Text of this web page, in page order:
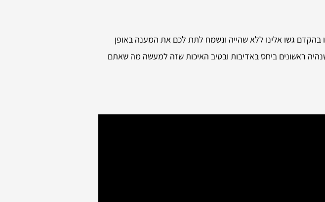
בהקדם גשו אלינו ללא שהייה ונשמח לתת לכם את המענה באופן
ראשונים ביחס באדיבות ובטיב האיכות שזה למעשה מה שאתם